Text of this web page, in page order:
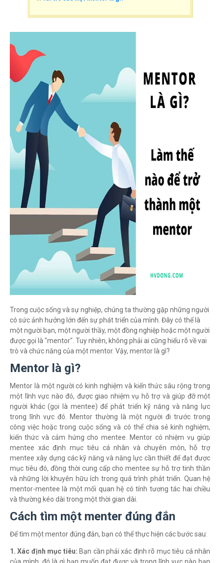
Trong cuộc sống và sự nghiệp, chúng ta thường gặp những người
có sức ảnh hưởng lớn đến sự phát triển của mình. Đây có thể là
một người bạn, một người thầy, một đồng nghiệp hoặc một người
được gọi là "mentor". Tuy nhiên, không phải ai cũng hiểu rõ về vai
trò và chức năng của một mentor. Vậy, mentor là gì?
Mentor là gì?
Mentor là một người có kinh nghiệm và kiến thức sâu rộng trong
một lĩnh vực nào đó, được giao nhiệm vụ hỗ trợ và giúp đỡ một
người khác (gọi là mentee) để phát triển kỹ năng và năng lực
trong lĩnh vực đó. Mentor thường là một người đi trước trong
công việc hoặc trong cuộc sống và có thể chia sẻ kinh nghiệm,
kiến thức và cảm hứng cho mentee. Mentor có nhiệm vụ giúp
mentee xác định mục tiêu cá nhân và chuyên môn, hỗ trợ
mentee xây dựng các kỹ năng và năng lực cần thiết để đạt được
mục tiêu đó, đồng thời cung cấp cho mentee sự hỗ trợ tinh thần
và những lời khuyên hữu ích trong quá trình phát triển. Quan hệ
mentor-mentee là một mối quan hệ có tính tương tác hai chiều
và thường kéo dài trong một thời gian dài.
Cách tìm một menter đúng đắn
Để tìm một mentor đúng đắn, bạn có thể thực hiện các bước sau:
1. Xác định mục tiêu: Bạn cần phải xác định rõ mục tiêu cá nhân